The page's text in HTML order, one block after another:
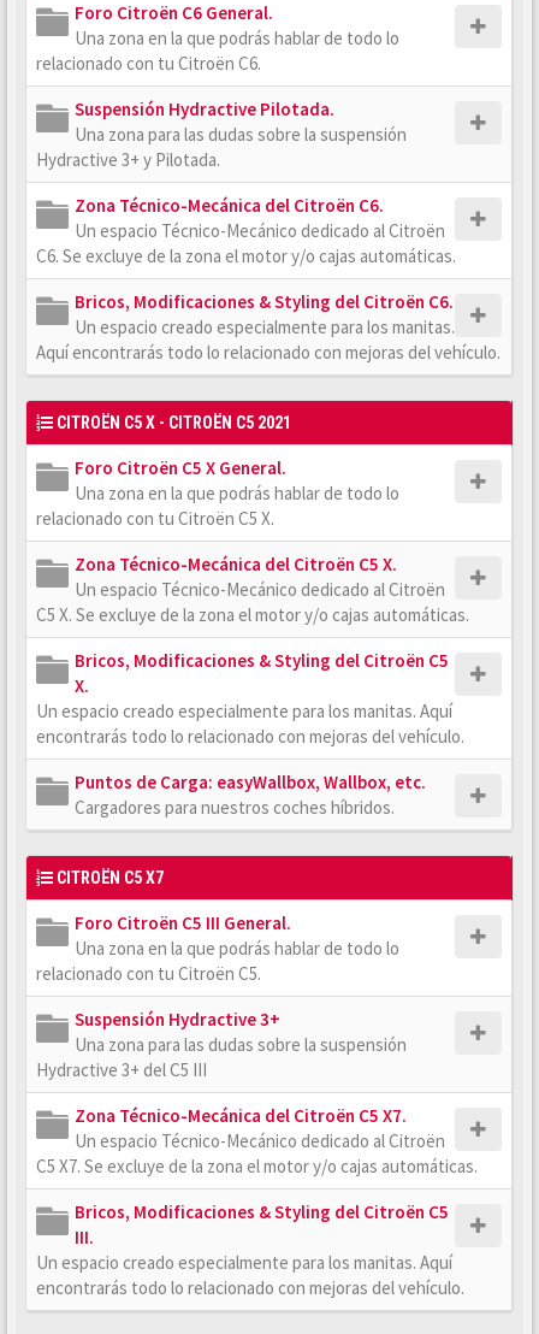
Foro Citroën C6 General.
Una zona en la que podrás hablar de todo lo
relacionado con tu Citroën C6.
Suspensión Hydractive Pilotada.
Una zona para las dudas sobre la suspensión
Hydractive 3+ y Pilotada.
Zona Técnico-Mecánica del Citroën C6.
Un espacio Técnico-Mecánico dedicado al Citroën
C6. Se excluye de la zona el motor y/o cajas automáticas.
Bricos, Modificaciones & Styling del Citroën C6.
Un espacio creado especialmente para los manitas.
Aquí encontrarás todo lo relacionado con mejoras del vehículo.
CITROËN C5 X - CITROËN C5 2021
Foro Citroën C5 X General.
Una zona en la que podrás hablar de todo lo
relacionado con tu Citroën C5 X.
Zona Técnico-Mecánica del Citroën C5 X.
Un espacio Técnico-Mecánico dedicado al Citroën
C5 X. Se excluye de la zona el motor y/o cajas automáticas.
Bricos, Modificaciones & Styling del Citroën C5
X.
Un espacio creado especialmente para los manitas. Aquí
encontrarás todo lo relacionado con mejoras del vehículo.
Puntos de Carga: easyWallbox, Wallbox, etc.
Cargadores para nuestros coches híbridos.
CITROËN C5 X7
Foro Citroën C5 III General.
Una zona en la que podrás hablar de todo lo
relacionado con tu Citroën C5.
Suspensión Hydractive 3+
Una zona para las dudas sobre la suspensión
Hydractive 3+ del C5 III
Zona Técnico-Mecánica del Citroën C5 X7.
Un espacio Técnico-Mecánico dedicado al Citroën
C5 X7. Se excluye de la zona el motor y/o cajas automáticas.
Bricos, Modificaciones & Styling del Citroën C5
III.
Un espacio creado especialmente para los manitas. Aquí
encontrarás todo lo relacionado con mejoras del vehículo.